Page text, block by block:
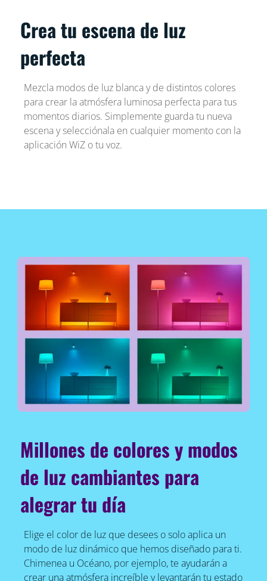
Crea tu escena de luz
perfecta
Mezcla modos de luz blanca y de distintos colores
para crear la atmósfera luminosa perfecta para tus
momentos diarios. Simplemente guarda tu nueva
escena y selecciónala en cualquier momento con la
aplicación WiZ o tu voz.
Millones de colores y modos
de luz cambiantes para
alegrar tu día
Elige el color de luz que desees o solo aplica un
modo de luz dinámico que hemos diseñado para ti.
Chimenea u Océano, por ejemplo, te ayudarán a
crear una atmósfera increíble y levantarán tu estado